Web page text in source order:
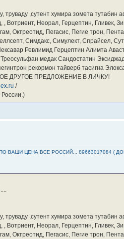
труваду ,сутент хумира зомета
, Вотриент, Неорал, Герцептин, Гливек,
Октреотид, Пегасис, Пегие трон,
Симдакс, Симулект, Спрайсел,
Ревлимид Герцептин Алимта
медак Сандостатин
рекормон тайверб тасигна
ДРУГОЕ ПРЕДЛОЖЕНИЕ В ЛИЧКУ!
/
ВАШИ ЦЕНА ВСЕ РОССИЙ... 89663017084 (
труваду ,сутент хумира зомета
, Вотриент, Неорал, Герцептин, Гливек,
Октреотид, Пегасис, Пегие трон,